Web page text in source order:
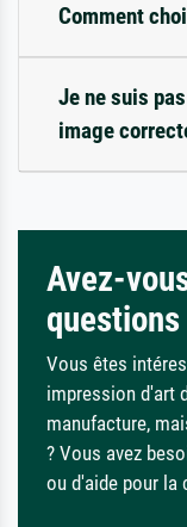
Comment
Je ne suis
image
Avez-
questions
Vous êtes
impression d'art
manufacture,
? Vous avez
ou d'aide pour la